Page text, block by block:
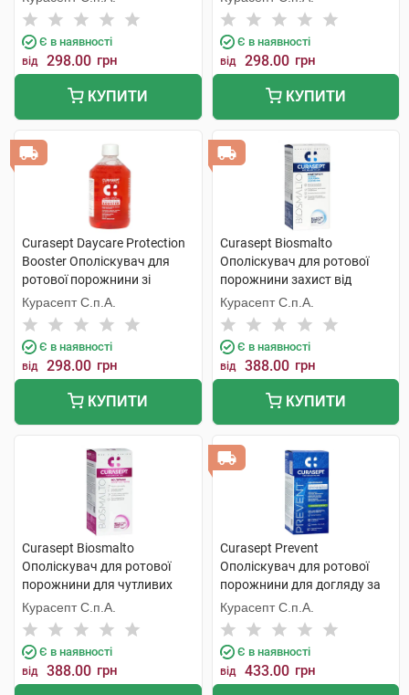
мл 1 флакон
Є в наявності
від 298.00 грн
КУПИТИ
мл 1 флакон
Є в наявності
від 298.00 грн
КУПИТИ
Curasept Daycare Protection
Booster Ополіскувач для
ротової порожнини зі
смаком фруктової сенсації
500 мл 1 флакон
Курасепт С.п.А.
Є в наявності
від 298.00 грн
КУПИТИ
Curasept Biosmalto
Ополіскувач для ротової
порожнини захист від
карієсу, абразії та ерозії 300
мл 1 флакон
Курасепт С.п.А.
Є в наявності
від 388.00 грн
КУПИТИ
Curasept Biosmalto
Ополіскувач для ротової
порожнини для чутливих
зубів 300 мл 1 флакон
Курасепт С.п.А.
Є в наявності
від 388.00 грн
Curasept Prevent
Ополіскувач для ротової
порожнини для догляду за
імплантами, профілактики
гінгівіту та пародонтиту 300
мл 1 флакон
Курасепт С.п.А.
Є в наявності
від 433.00 грн